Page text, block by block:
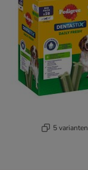
5 varianten